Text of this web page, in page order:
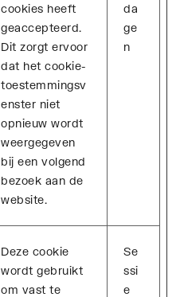
cookies heeft
geaccepteerd.
Dit zorgt ervoor
dat het cookie-
toestemmingsv
enster niet
opnieuw wordt
weergegeven
bij een volgend
bezoek aan de
website.
da
ge
n
Deze cookie
wordt gebruikt
om vast te
Se
ssi
e